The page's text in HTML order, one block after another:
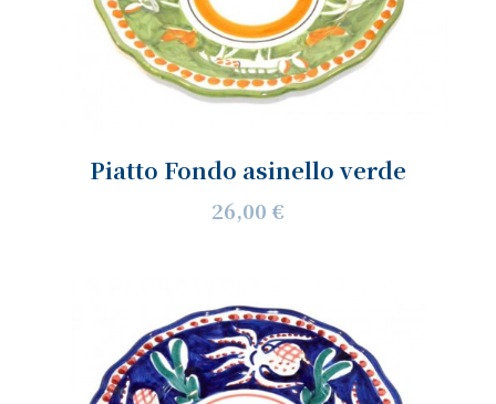
Piatto Fondo asinello verde
26,00 €